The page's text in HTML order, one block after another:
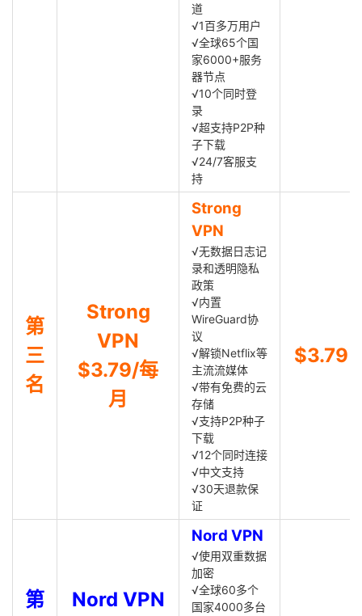
道
√1百多万用户
√全球65个国
家6000+服务
器节点
√10个同时登
录
√超支持P2P种
子下载
√24/7客服支
持
第
三
名
Strong
VPN
$3.79/每
月
Strong
VPN
√无数据日志记
录和透明隐私
政策
√内置
WireGuard协
议
√解锁Netflix等
主流流媒体
√带有免费的云
存储
√支持P2P种子
下载
√12个同时连接
√中文支持
√30天退款保
证
$3.79
第
Nord VPN
Nord VPN
√使用双重数据
加密
√全球60多个
国家4000多台